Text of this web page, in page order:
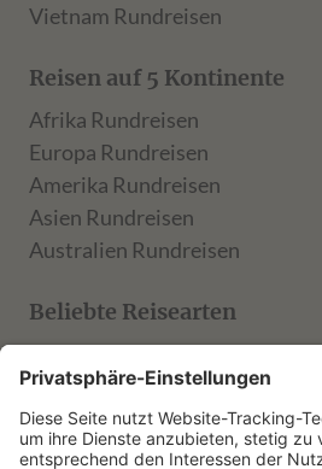
Vietnam Rundreisen
Reisen auf 5 Kontinente
Afrika Rundreisen
Europa Rundreisen
Amerika Rundreisen
Asien Rundreisen
Australien Rundreisen
Beliebte Reisearten
TARUK Klassik
TARUK Entdecker
TARUK Aktiv
TARUK Muße